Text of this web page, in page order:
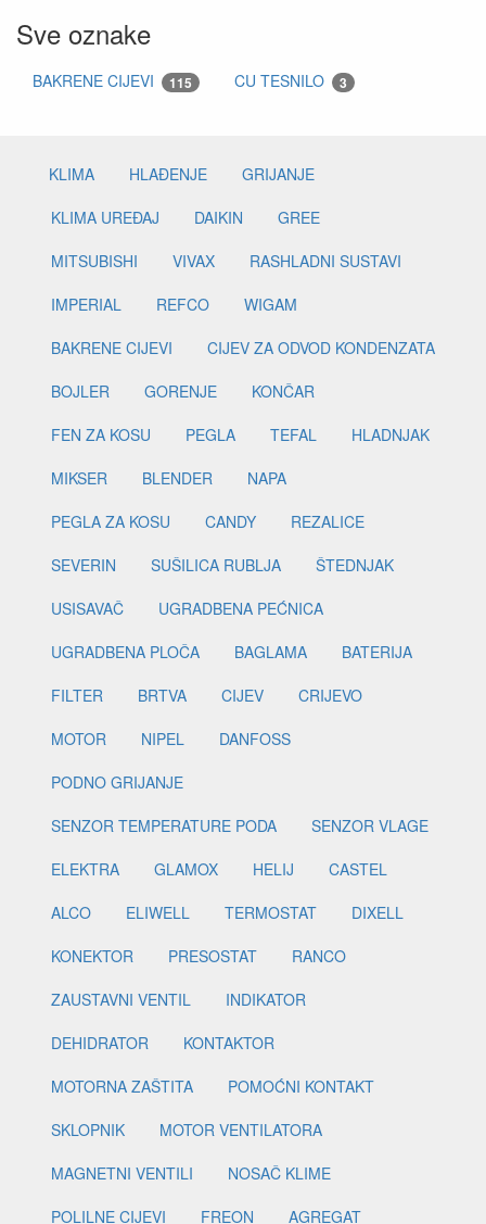
Sve oznake
BAKRENE CIJEVI 115 CU TESNILO 3
KLIMA HLAĐENJE
GRIJANJE
KLIMA UREĐAJ
DAIKIN
GREE
MITSUBISHI
VIVAX
RASHLADNI SUSTAVI
IMPERIAL
REFCO
WIGAM
BAKRENE CIJEVI
CIJEV ZA ODVOD KONDENZATA
BOJLER
GORENJE
KONČAR
FEN ZA KOSU
PEGLA TEFAL
HLADNJAK
MIKSER
BLENDER
NAPA
PEGLA ZA KOSU
CANDY
REZALICE
SEVERIN
SUŠILICA RUBLJA
ŠTEDNJAK
USISAVAČ
UGRADBENA PEĆNICA
UGRADBENA PLOČA
BAGLAMA
BATERIJA
FILTER
BRTVA CIJEV
CRIJEVO
MOTOR
NIPEL
DANFOSS
PODNO GRIJANJE
SENZOR TEMPERATURE PODA
SENZOR VLAGE
ELEKTRA
GLAMOX HELIJ
CASTEL
ALCO
ELIWELL TERMOSTAT
DIXELL
KONEKTOR
PRESOSTAT
RANCO
ZAUSTAVNI VENTIL
INDIKATOR
DEHIDRATOR
KONTAKTOR
MOTORNA ZAŠTITA
POMOĆNI KONTAKT
SKLOPNIK
MOTOR VENTILATORA
MAGNETNI VENTILI
NOSAČ KLIME
POLILNE CIJEVI
FREON
AGREGAT